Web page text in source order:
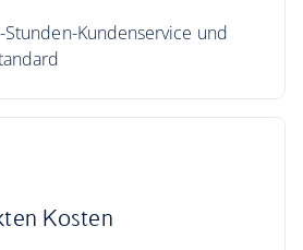
Stunden-Kundenservice und
Kosten